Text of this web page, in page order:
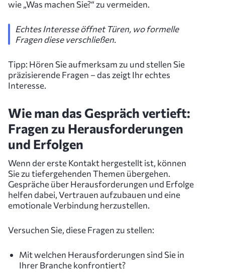
wie „Was machen Sie?“ zu vermeiden.
Echtes Interesse öffnet Türen, wo formelle
Fragen diese verschließen.
Tipp: Hören Sie aufmerksam zu und stellen Sie
präzisierende Fragen – das zeigt Ihr echtes
Interesse.
Wie man das Gespräch vertieft:
Fragen zu Herausforderungen
und Erfolgen
Wenn der erste Kontakt hergestellt ist, können
Sie zu tiefergehenden Themen übergehen.
Gespräche über Herausforderungen und Erfolge
helfen dabei, Vertrauen aufzubauen und eine
emotionale Verbindung herzustellen.
Versuchen Sie, diese Fragen zu stellen:
Mit welchen Herausforderungen sind Sie in
Ihrer Branche konfrontiert?